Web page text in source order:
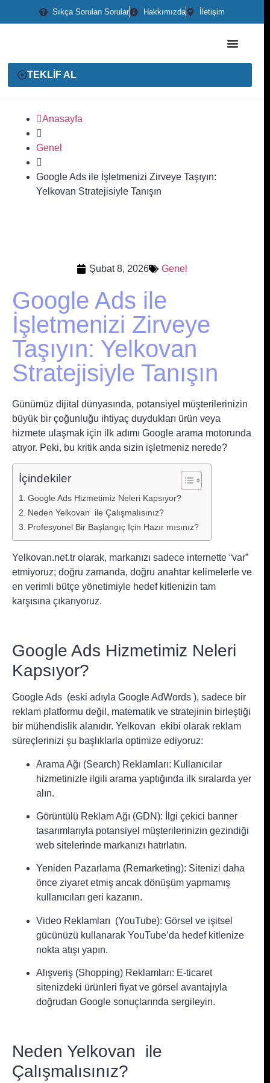
Sıkça Sorulan Sorular Hakkımızda İletişim
TEKLİF AL
Anasayfa
Genel
Google Ads ile İşletmenizi Zirveye Taşıyın:
Yelkovan Stratejisiyle Tanışın
Şubat 8, 2026 Genel
Google Ads ile
İşletmenizi Zirveye
Taşıyın: Yelkovan
Stratejisiyle Tanışın
Günümüz dijital dünyasında, potansiyel müşterilerinizin
büyük bir çoğunluğu ihtiyaç duydukları ürün veya
hizmete ulaşmak için ilk adımı Google arama motorunda
atıyor. Peki, bu kritik anda sizin işletmeniz nerede?
İçindekiler
Google Ads Hizmetimiz Neleri Kapsıyor?
Neden Yelkovan ile Çalışmalısınız?
Profesyonel Bir Başlangıç İçin Hazır mısınız?
Yelkovan.net.tr olarak, markanızı sadece internette “var”
etmiyoruz; doğru zamanda, doğru anahtar kelimelerle ve
en verimli bütçe yönetimiyle hedef kitlenizin tam
karşısına çıkarıyoruz.
Google Ads Hizmetimiz Neleri
Kapsıyor?
Google Ads (eski adıyla Google AdWords ), sadece bir
reklam platformu değil, matematik ve stratejinin birleştiği
bir mühendislik alanıdır. Yelkovan ekibi olarak reklam
süreçlerinizi şu başlıklarla optimize ediyoruz:
Arama Ağı (Search) Reklamları: Kullanıcılar
hizmetinizle ilgili arama yaptığında ilk sıralarda yer
alın.
Görüntülü Reklam Ağı (GDN): İlgi çekici banner
tasarımlarıyla potansiyel müşterilerinizin gezindiği
web sitelerinde markanızı hatırlatın.
Yeniden Pazarlama (Remarketing): Sitenizi daha
önce ziyaret etmiş ancak dönüşüm yapmamış
kullanıcıları geri kazanın.
Video Reklamları (YouTube): Görsel ve işitsel
gücünüzü kullanarak YouTube’da hedef kitlenize
nokta atışı yapın.
Alışveriş (Shopping) Reklamları: E-ticaret
sitenizdeki ürünleri fiyat ve görsel avantajıyla
doğrudan Google sonuçlarında sergileyin.
Neden Yelkovan ile
Çalışmalısınız?